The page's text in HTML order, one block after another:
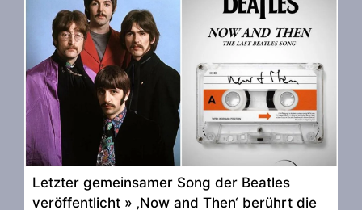
Letzter gemeinsamer Song der Beatles
veröffentlicht » ‚Now and Then‘ berührt die